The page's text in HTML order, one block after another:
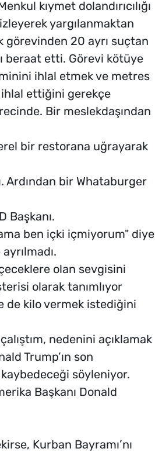
kıymet dolandırıcılığı
yargılanmaktan
görevinden 20 ayrı suçtan
beraat etti. Görevi kötüye
ihlal etmek ve metres
ihlal ettiğini gerekçe
Bir meslekdaşından
bir restorana uğrayarak
Ardından bir Whataburger
Başkanı.
ben içki içmiyorum" diye
olan sevgisini
olarak tanımlıyor
de kilo vermek istediğini
nedenini açıklamak
Trump’ın son
söyleniyor.
Başkanı Donald
Kurban Bayramı’nı